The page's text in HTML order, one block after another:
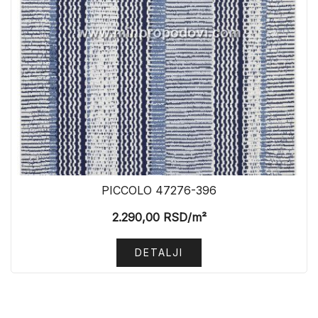
PICCOLO 47276-396
2.290,00RSD/m²
DETALJI